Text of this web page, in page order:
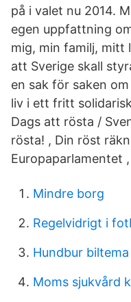
på i valet nu 2014.
egen uppfattning
mig, min familj, mitt
att Sverige skall
en sak för saken
liv i ett fritt
Dags att rösta /
rösta! , Din röst
Europaparlamentet
Mindre borg
Regelvidrigt i
Hundbur biltema
Moms sjukvård